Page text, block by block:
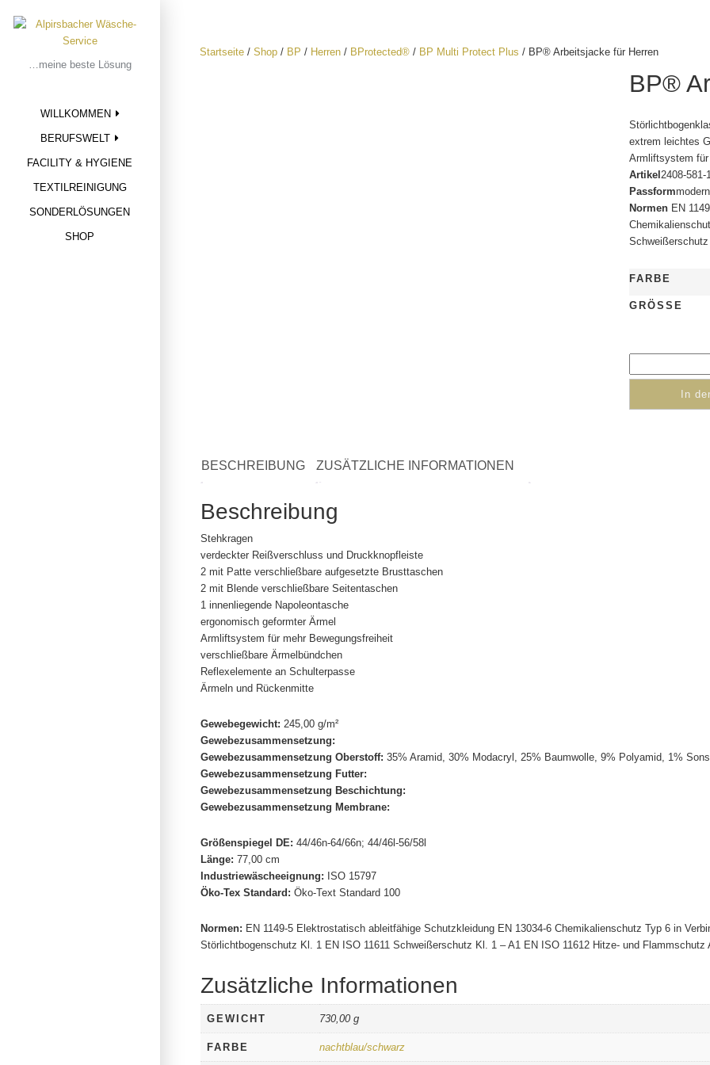
…meine beste Lösung
WILLKOMMEN
BERUFSWELT
FACILITY & HYGIENE
TEXTILREINIGUNG
SONDERLÖSUNGEN
SHOP
Startseite/ Shop/ BP / Herren/ BProtected®/ BP Multi Protect Plus / BP® Arbeitsjacke für Herren
BP®
extrem leichtes
Armliftsystem
Artikel 2408-581-
Passform
NormenEN
FARBE
GRÖSSE
In
BESCHREIBUNG ZUSÄTZLICHE INFORMATIONEN
Beschreibung
Stehkragen
verdeckter Reißverschluss und Druckknopfleiste
2 mit Patte verschließbare aufgesetzte Brusttaschen
2 mit Blende verschließbare Seitentaschen
1 innenliegende Napoleontasche
ergonomisch geformter Ärmel
Armliftsystem für mehr Bewegungsfreiheit
verschließbare Ärmelbündchen
Reflexelemente an Schulterpasse
Ärmeln und Rückenmitte
Gewebegewicht: 245,00 g/m²
Gewebezusammensetzung:
Gewebezusammensetzung Oberstoff: 35% Aramid, 30% Modacryl, 25% Baumwolle, 9% Polyamid, 1%
Gewebezusammensetzung Futter:
Gewebezusammensetzung Beschichtung:
Gewebezusammensetzung Membrane:
Größenspiegel DE: 44/46n-64/66n; 44/46l-56/58l
Länge: 77,00 cm
Industriewäscheeignung: ISO 15797
Öko-Tex Standard: Öko-Text Standard 100
Normen: EN 1149-5 Elektrostatisch ableitfähige Schutzkleidung EN 13034-6 Chemikalienschutz Typ 6 in
Störlichtbogenschutz Kl. 1 EN ISO 11611 Schweißerschutz Kl. 1 – A1 EN ISO 11612 Hitze- und Flammschutz
Zusätzliche Informationen
GEWICHT 730,00 g
FARBE nachtblau/schwarz